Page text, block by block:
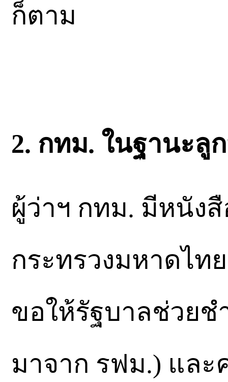
ก็ตาม
2. กทม. ในฐานะลู
ผู้ว่าฯ กทม. มีหนัง
กระทรวงมหาดไท
ขอให้รัฐบาลช่วยช
มาจาก รฟม.) แล